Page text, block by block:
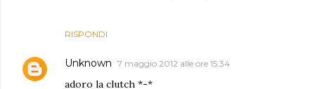
RISPONDI
Unknown 7 maggio 2012 alle ore 15:34
adoro la clutch *-*